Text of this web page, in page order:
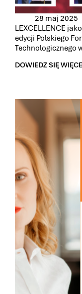
28 maj 2025
LEXCELLENCE
edycji Polskiego
Technologicznego
DOWIEDZ SIĘ
LEXCELLENCE
CZWARTEJ
EDYCJI
POLSKIEGO
FORUM
GOSPODARCZEGO
W
SZWAJCARII